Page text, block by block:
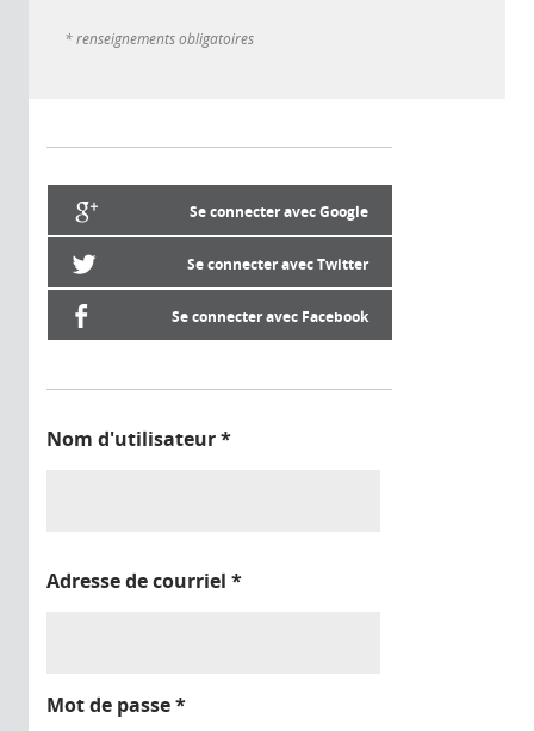
* renseignements obligatoires
Se connecter avec Google
Se connecter avec Twitter
Se connecter avec Facebook
Nom d'utilisateur*
Adresse de courriel *
Mot de passe*